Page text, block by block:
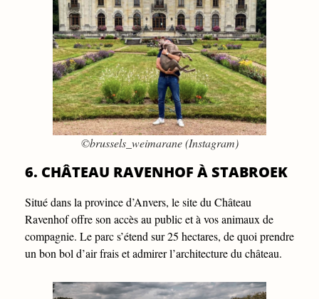
©brussels_weimarane (Instagram)
6. CHÂTEAU RAVENHOF À STABROEK
Situé dans la province d’Anvers, le site du Château
Ravenhof offre son accès au public et à vos animaux de
compagnie. Le parc s’étend sur 25 hectares, de quoi prendre
un bon bol d’air frais et admirer l’architecture du château.